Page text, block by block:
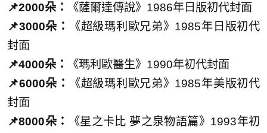
📌2000朵：
《薩爾達傳說》1986年日版初代封面
📌3000朵：
《超級瑪利歐兄弟》1985年日版初代
封面
📌4000朵：
《瑪利歐醫生》1990年初代封面
📌6000朵：
《超級瑪利歐兄弟》1985年美版初代
封面
📌8000朵：
《星之卡比 夢之泉物語篇》1993年初